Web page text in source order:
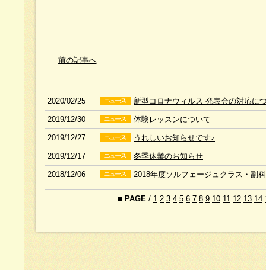
前の記事へ
2020/02/25 新型コロナウィルス 発表会の対応に
2019/12/30 体験レッスンについて
2019/12/27 うれしいお知らせです♪
2019/12/17 冬季休業のお知らせ
2018/12/06 2018年度ソルフェージュクラス・副
■ PAGE / 1 2 3 4 5 6 7 8 9 10 11 12 13 14